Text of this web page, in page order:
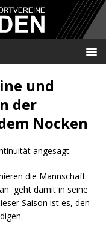
und
der
Nocken
angesagt.
die Mannschaft
geht damit in seine
Saison ist es, den